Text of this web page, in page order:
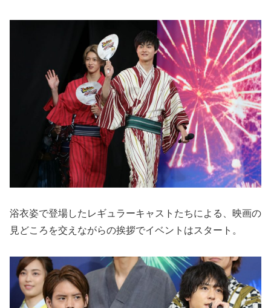
浴衣姿で登場したレギュラーキャストたちによる、映画の
見どころを交えながらの挨拶でイベントはスタート。